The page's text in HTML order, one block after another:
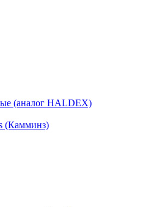
(аналог HALDEX)
(Камминз)